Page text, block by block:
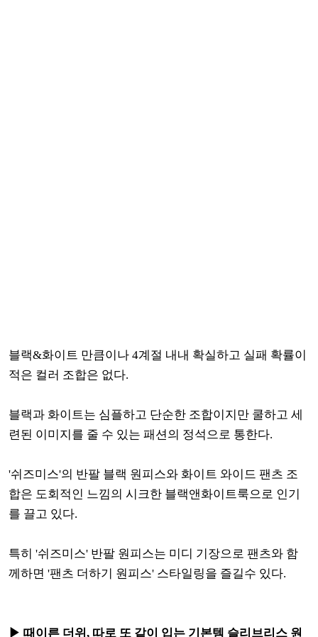
블랙&화이트 만큼이나 4계절 내내 확실하고 실패 확률이
적은 컬러 조합은 없다.
블랙과 화이트는 심플하고 단순한 조합이지만 쿨하고 세
련된 이미지를 줄 수 있는 패션의 정석으로 통한다.
'쉬즈미스'의 반팔 블랙 원피스와 화이트 와이드 팬츠 조
합은 도회적인 느낌의 시크한 블랙앤화이트룩으로 인기
를 끌고 있다.
특히 '쉬즈미스' 반팔 원피스는 미디 기장으로 팬츠와 함
께하면 '팬츠 더하기 원피스' 스타일링을 즐길수 있다.
▶ 때이른 더위, 따로 또 같이 입는 기본템 슬리브리스 원